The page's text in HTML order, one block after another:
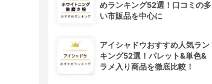
めランキング52選！口コミの多
い市販品を中心に
アイシャドウおすすめ人気ラン
キング52選！パレット&単色&
ラメ入り商品を徹底比較！